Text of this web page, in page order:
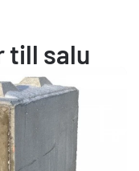
till salu